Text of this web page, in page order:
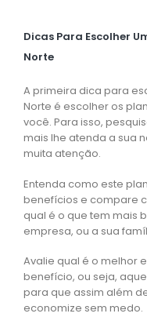
Dicas Para Escolher
Norte
A primeira dica para
Norte é escolher os
você. Para isso,
mais lhe atenda a sua
muita atenção.
Entenda como este
benefícios e compare
qual é o que tem mais
empresa, ou a sua
Avalie qual é o melhor
benefício, ou seja,
para que assim além
economize sem medo.